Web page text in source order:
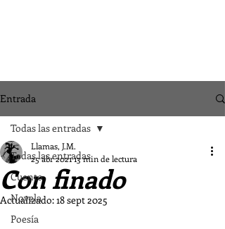
Entrada
Todas las entradas
Cuento
Novela
Poesía
Todas las entradas
Con finado
Llamas, J.M.
25 abr 202113 min de lectura
Actualizado:18 sept 2025